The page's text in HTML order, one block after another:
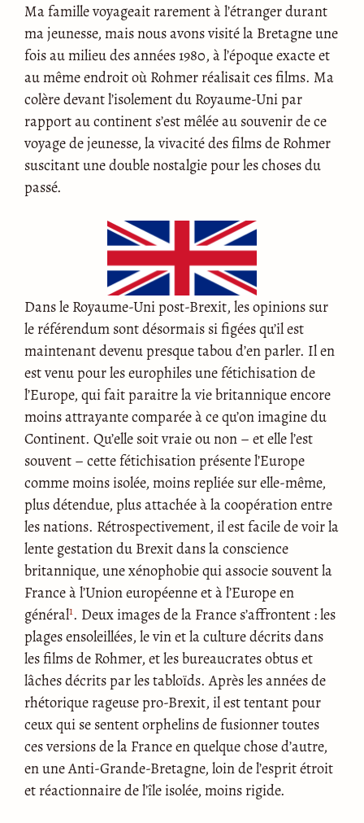
Ma famille voyageait rarement à l’étranger durant
ma jeunesse, mais nous avons visité la Bretagne une
fois au milieu des années 1980, à l’époque exacte et
au même endroit où Rohmer réalisait ces films. Ma
colère devant l’isolement du Royaume-Uni par
rapport au continent s’est mêlée au souvenir de ce
voyage de jeunesse, la vivacité des films de Rohmer
suscitant une double nostalgie pour les choses du
passé.
Dans le Royaume-Uni post-Brexit, les opinions sur
le référendum sont désormais si figées qu’il est
maintenant devenu presque tabou d’en parler. Il en
est venu pour les europhiles une fétichisation de
l’Europe, qui fait paraitre la vie britannique encore
moins attrayante comparée à ce qu’on imagine du
Continent. Qu’elle soit vraie ou non – et elle l’est
souvent – cette fétichisation présente l’Europe
comme moins isolée, moins repliée sur elle-même,
plus détendue, plus attachée à la coopération entre
les nations. Rétrospectivement, il est facile de voir la
lente gestation du Brexit dans la conscience
britannique, une xénophobie qui associe souvent la
France à l’Union européenne et à l’Europe en
général1. Deux images de la France s’affrontent : les
plages ensoleillées, le vin et la culture décrits dans
les films de Rohmer, et les bureaucrates obtus et
lâches décrits par les tabloïds. Après les années de
rhétorique rageuse pro-Brexit, il est tentant pour
ceux qui se sentent orphelins de fusionner toutes
ces versions de la France en quelque chose d’autre,
en une Anti-Grande-Bretagne, loin de l’esprit étroit
et réactionnaire de l’île isolée, moins rigide.